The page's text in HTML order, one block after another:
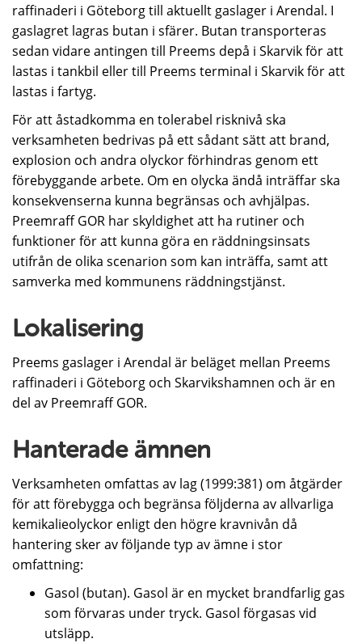
raffinaderi i Göteborg till aktuellt gaslager i Arendal. I
gaslagret lagras butan i sfärer. Butan transporteras
sedan vidare antingen till Preems depå i Skarvik för att
lastas i tankbil eller till Preems terminal i Skarvik för att
lastas i fartyg.
För att åstadkomma en tolerabel risknivå ska
verksamheten bedrivas på ett sådant sätt att brand,
explosion och andra olyckor förhindras genom ett
förebyggande arbete. Om en olycka ändå inträffar ska
konsekvenserna kunna begränsas och avhjälpas.
Preemraff GOR har skyldighet att ha rutiner och
funktioner för att kunna göra en räddningsinsats
utifrån de olika scenarion som kan inträffa, samt att
samverka med kommunens räddningstjänst.
Lokalisering
Preems gaslager i Arendal är beläget mellan Preems
raffinaderi i Göteborg och Skarvikshamnen och är en
del av Preemraff GOR.
Hanterade ämnen
Verksamheten omfattas av lag (1999:381) om åtgärder
för att förebygga och begränsa följderna av allvarliga
kemikalieolyckor enligt den högre kravnivån då
hantering sker av följande typ av ämne i stor
omfattning:
Gasol (butan). Gasol är en mycket brandfarlig gas
som förvaras under tryck. Gasol förgasas vid
utsläpp.